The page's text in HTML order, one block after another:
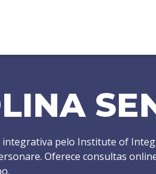
integrativa pelo Institute of
Oferece consultas